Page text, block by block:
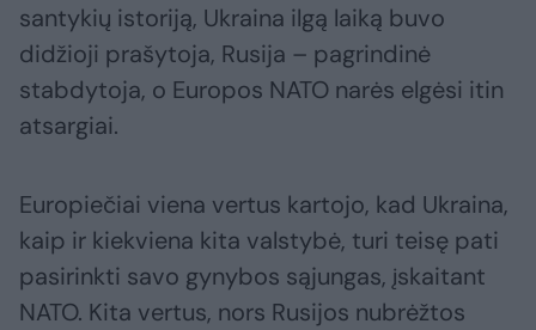
santykių istoriją, Ukraina ilgą laiką buvo
didžioji prašytoja, Rusija – pagrindinė
stabdytoja, o Europos NATO narės elgėsi itin
atsargiai.
Europiečiai viena vertus kartojo, kad Ukraina,
kaip ir kiekviena kita valstybė, turi teisę pati
pasirinkti savo gynybos sąjungas, įskaitant
NATO. Kita vertus, nors Rusijos nubrėžtos